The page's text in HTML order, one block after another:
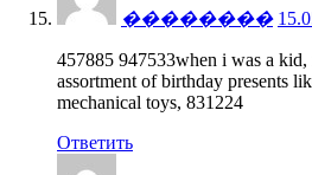
��������
457885 947533when i was a kid,
assortment of birthday presents
mechanical toys, 831224
Ответить